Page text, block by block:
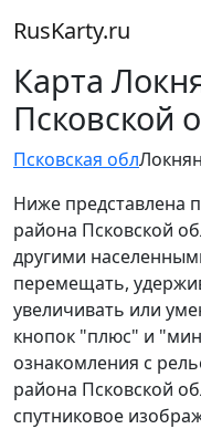
RusKarty.ru
Карта
Псковской
Псковская обл
Ниже представлена
района Псковской
другими
перемещать,
увеличивать или
кнопок "плюс" и
ознакомления с
района Псковской
спутниковое